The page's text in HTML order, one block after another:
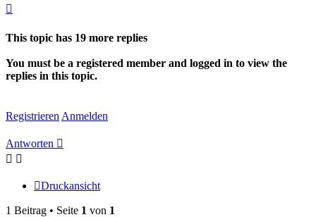
This topic has 19 more replies
You must be a registered member and logged in to view the
replies in this topic.
Registrieren Anmelden
Antworten
Druckansicht
1 Beitrag • Seite 1 von 1